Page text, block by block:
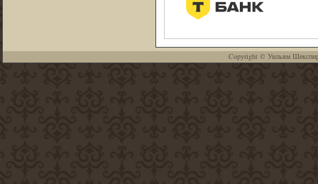
Copyright © Уильям